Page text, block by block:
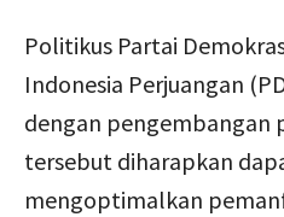
Politikus Partai
Indonesia Perjuangan
dengan pengembangan
tersebut diharapkan
mengoptimalkan